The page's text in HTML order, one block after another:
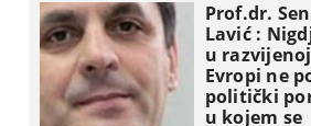
Prof.dr.
Lavić :
u razvijenoj
Evropi ne
politički
u kojem se